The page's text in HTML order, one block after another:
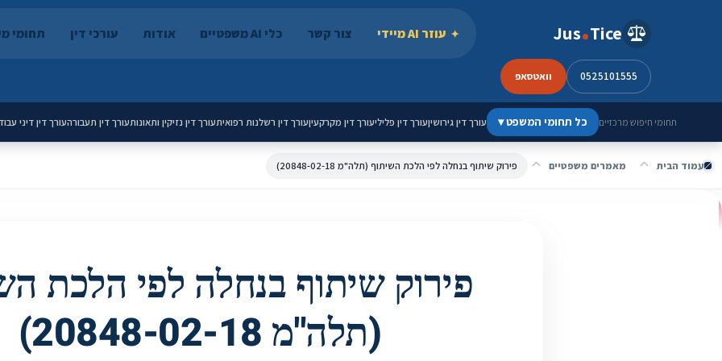
Jus Tice עוזר AI מיידי צור קשר כלי AI משפטיים אודות עורכי דין תחומי
0525101555 וואטסאפ
תחומי חיפוש מרכזיים כל תחומי המשפט▾ עורך דין גירושיןעורך דין פליליעורך דין מקרקעיןעורך דין רשלנות רפואיתעורך דין נזיקין ותאונותעורך דין תעבורהעורך דין דיני
עמוד הבית מאמרים משפטיים פירוק שיתוף בנחלה לפי הלכת השיתוף (תלה"מ 20848-02-18)
פירוק שיתוף בנחלה לפי הלכת
(תלה"מ 20848-02-18)